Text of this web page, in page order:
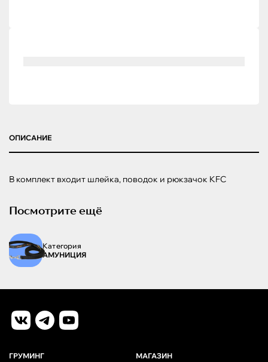
ОПИСАНИЕ
В комплект входит шлейка, поводок и рюкзачок KFC
Посмотрите ещё
Категория
АМУНИЦИЯ
ГРУМИНГ МАГАЗИН